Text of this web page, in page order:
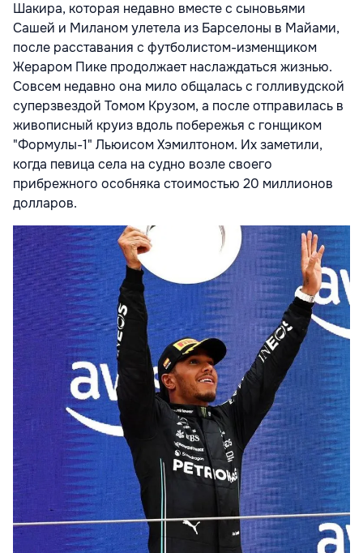
Шакира, которая недавно вместе с сыновьями
Сашей и Миланом улетела из Барселоны в Майами,
после расставания с футболистом-изменщиком
Жераром Пике продолжает наслаждаться жизнью.
Совсем недавно она мило общалась с голливудской
суперзвездой Томом Крузом, а после отправилась в
живописный круиз вдоль побережья с гонщиком
"Формулы-1" Льюисом Хэмилтоном. Их заметили,
когда певица села на судно возле своего
прибрежного особняка стоимостью 20 миллионов
долларов.